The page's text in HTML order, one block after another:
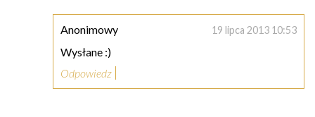
Anonimowy 19 lipca 2013 10:53
Wysłane :)
Odpowiedz